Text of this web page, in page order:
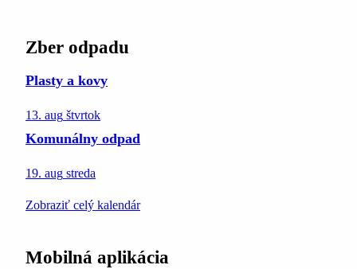
Zber odpadu
Plasty a kovy
13. aug štvrtok
Komunálny odpad
19. aug streda
Zobraziť celý kalendár
Mobilná aplikácia